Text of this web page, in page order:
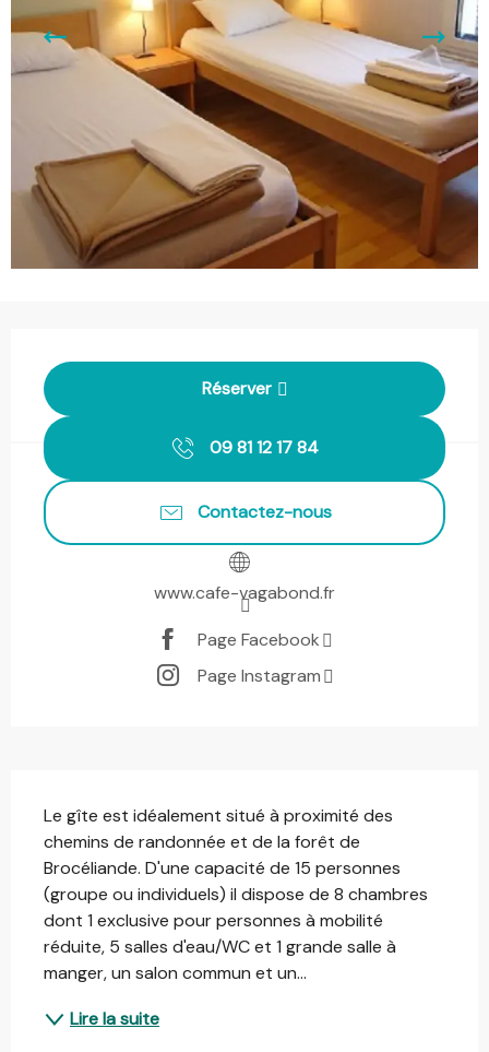
Réserver
09 81 12 17 84
Contactez-nous
www.cafe-vagabond.fr
Page Facebook
Page Instagram
Le gîte est idéalement situé à proximité des
chemins de randonnée et de la forêt de
Brocéliande. D'une capacité de 15 personnes
(groupe ou individuels) il dispose de 8 chambres
dont 1 exclusive pour personnes à mobilité
réduite, 5 salles d'eau/WC et 1 grande salle à
manger, un salon commun et un...
Lire la suite